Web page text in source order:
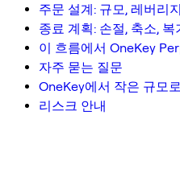
주문 설계: 규모, 레버리
종료 계획: 손절, 축소, 복
이 흐름에서 OneKey
자주 묻는 질문
OneKey에서 작은 규모
리스크 안내